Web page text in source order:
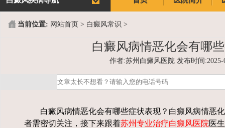
当前位置: 网站首页 > 白癜风常识 >
白癜风病情恶化会有哪
作者:苏州白癜风医院 发布时间:2025-
白癜风病情恶化会有哪些症状表现？白癜风病情恶化
者需密切关注，接下来跟着苏州专业治疗白癜风医院医